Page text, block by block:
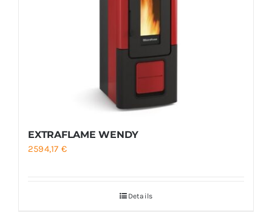
EXTRAFLAME WENDY
2594,17 €
Details